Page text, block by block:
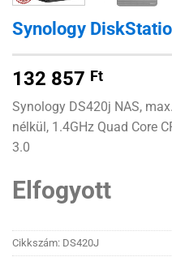
Synology
132 857 Ft
Synology DS420j NAS,
nélkül, 1.4GHz Quad Core
3.0
Elfogyott
Cikkszám: DS420J